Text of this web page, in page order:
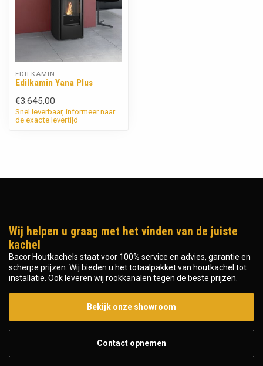
EDILKAMIN
Edilkamin Yana Plus
€3.645,00
Snel leverbaar, informeer naar
de exacte levertijd
Wij helpen u graag met het vinden van de juiste
kachel
Bacor Houtkachels staat voor 100% service en advies, garantie en
scherpe prijzen. Wij bieden u het totaalpakket van houtkachel tot
installatie. Ook leveren wij rookkanalen tegen de beste prijzen.
Bekijk onze showroom
Contact opnemen